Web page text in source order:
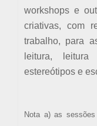
workshops e
criativas, com
trabalho, para
leitura, leitura
estereótipos e
Nota a)as sessões